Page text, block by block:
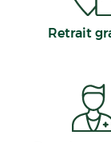
Retrait